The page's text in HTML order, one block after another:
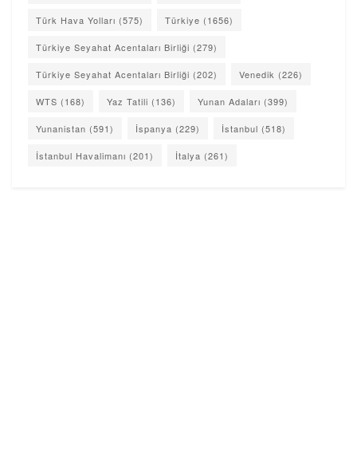
Türk Hava Yolları (575) Türkiye (1656)
Türkiye Seyahat Acentaları Birliği (279)
Türkiye Seyahat Acentaları Birliği (202) Venedik (226)
WTS (168) Yaz Tatili (136) Yunan Adaları (399)
Yunanistan (591) İspanya (229) İstanbul (518)
İstanbul Havalimanı (201) İtalya (261)